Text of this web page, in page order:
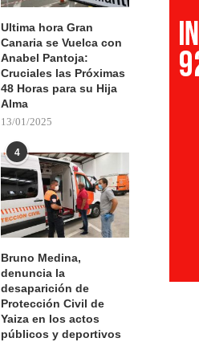
Ultima hora Gran
Canaria se Vuelca con
Anabel Pantoja:
Cruciales las Próximas
48 Horas para su Hija
Alma
13/01/2025
4
Bruno Medina,
denuncia la
desaparición de
Protección Civil de
Yaiza en los actos
públicos y deportivos